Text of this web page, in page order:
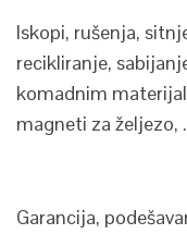
Iskopi, rušenja,
recikliranje,
komadnim
magneti za željezo,
Garancija,